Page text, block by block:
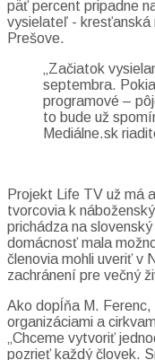
päť percent pripadne
vysielateľ - kresťanská
Prešove.
„Začiatok
septembra.
programové –
to bude už
Mediálne.sk
Projekt Life TV už má
tvorcovia k
prichádza na
domácnosť mala
členovia mohli uveriť v
zachránení pre večný
Ako dopĺňa M.
organizáciami a
„Chceme vytvoriť
pozrieť každý človek.